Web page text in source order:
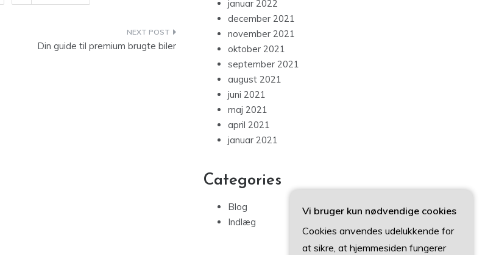
Din guide til premium brugte biler
januar 2022
december 2021
november 2021
oktober 2021
september 2021
august 2021
juni 2021
maj 2021
april 2021
januar 2021
Categories
Blog
Indlæg
Vi bruger kun nødvendige cookies
Cookies anvendes udelukkende for
at sikre, at hjemmesiden fungerer